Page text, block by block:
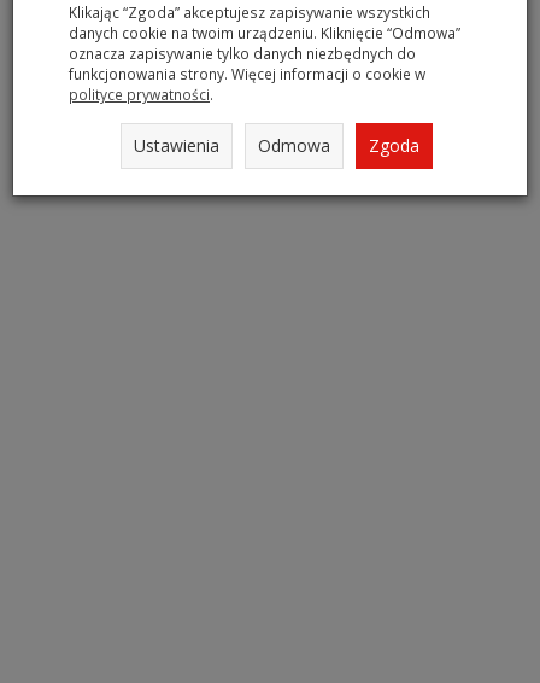
Klikając “Zgoda” akceptujesz zapisywanie wszystkich
danych cookie na twoim urządzeniu. Kliknięcie “Odmowa”
oznacza zapisywanie tylko danych niezbędnych do
funkcjonowania strony. Więcej informacji o cookie w
polityce prywatności.
Ustawienia Odmowa Zgoda